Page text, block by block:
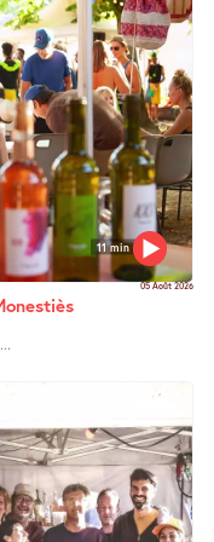
11 min
05 Août 2026